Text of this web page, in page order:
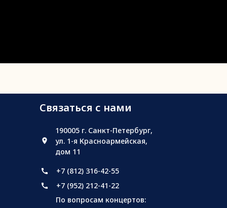
190005 г. Санкт-Петербург,
ул. 1-я Красноармейская,
дом 11
Связаться с нами
+7 (812) 316-42-55
+7 (952) 212-41-22
По вопросам концертов: